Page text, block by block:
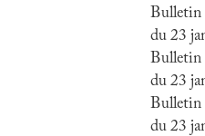
Bulletin
du 23
Bulletin
du 23
Bulletin
du 23